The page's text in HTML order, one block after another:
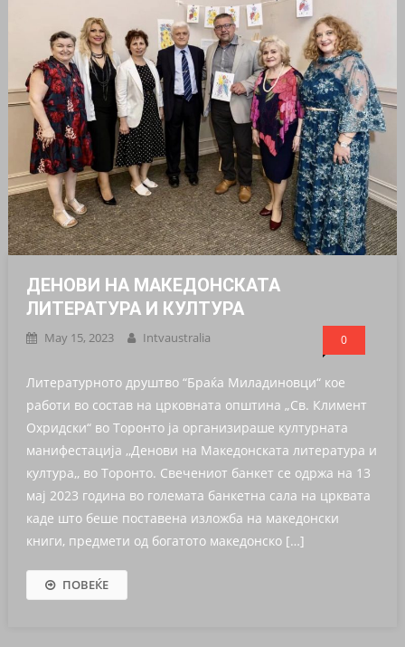
ДЕНОВИ НА МАКЕДОНСКАТА
ЛИТЕРАТУРА И КУЛТУРА
May 15, 2023 Intvaustralia 0
Литературното друштво “Браќа Миладиновци“ кое
работи во состав на црковната општина „Св. Климент
Охридски“ во Торонто ја организираше културната
манифестација ,,Денови на Македонската литература и
култура,, во Торонто. Свечениот банкет се одржа на 13
мај 2023 година во големата банкетна сала на црквата
каде што беше поставена изложба на македонски
книги, предмети од богатото македонско […]
ПОВЕЌЕ